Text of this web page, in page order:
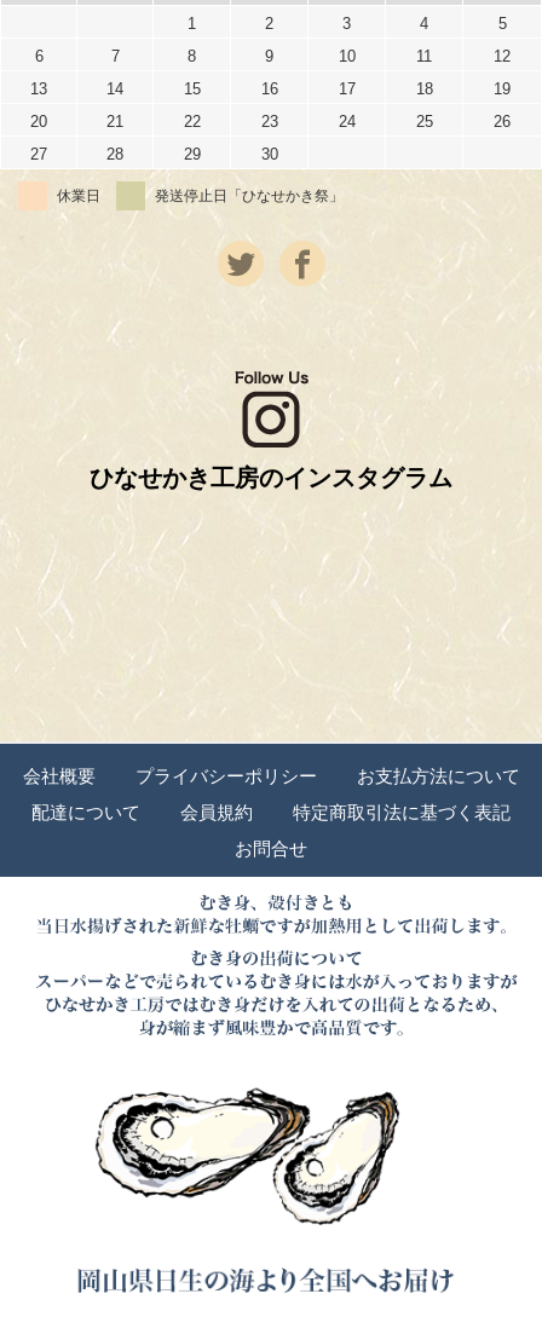
1
2 3 4
5
6
7 8 9 10 11
12
13
14 15 16 17 18
19
20
21 22 23 24 25
26
27
28 29 30
休業日 発送停止日「ひなせかき祭」
ひなせかき工房のインスタグラム
会社概要 プライバシーポリシー
お支払方法について
配達について
会員規約
特定商取引法に基づく表記
お問合せ